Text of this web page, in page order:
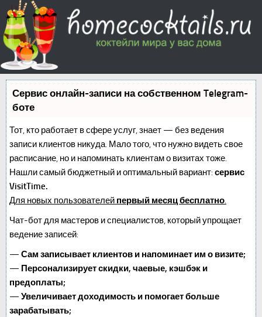
Сервис онлайн-записи на собственном Telegram-
боте
Тот, кто работает в сфере услуг, знает — без ведения
записи клиентов никуда. Мало того, что нужно видеть свое
расписание, но и напоминать клиентам о визитах тоже.
Нашли самый бюджетный и оптимальный вариант: сервис
VisitTime.
Для новых пользователей первый месяц бесплатно.
Чат-бот для мастеров и специалистов, который упрощает
ведение записей:
— Сам записывает клиентов и напоминает им о визите;
— Персонализирует скидки, чаевые, кэшбэк и
предоплаты;
— Увеличивает доходимость и помогает больше
зарабатывать;